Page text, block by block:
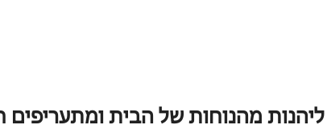
ליהנות מהנוחות של הבית ומתעריפים